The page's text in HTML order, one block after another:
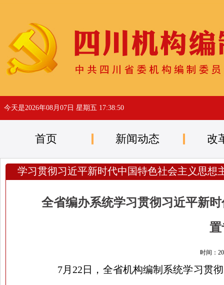
今天是2026年08月07日 星期五 17:38:50
首页 新闻动态 改
学习贯彻习近平新时代中国特色社会主义思想
全省编办系统学习贯彻习近平新
置
时间：
7月 22 日，全省机构编制系统学习贯